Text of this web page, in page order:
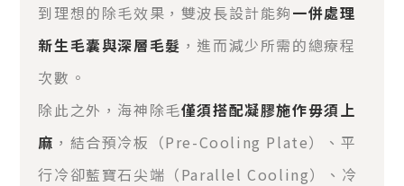
到理想的除毛效果，雙波長設計能夠一併處理
新生毛囊與深層毛髮 ，進而減少所需的總療程
次數。
除此之外，海神除毛僅須搭配凝膠施作毋須上
麻 ，結合預冷板（Pre-Cooling Plate）、平
行冷卻藍寶石尖端（Parallel Cooling）、冷